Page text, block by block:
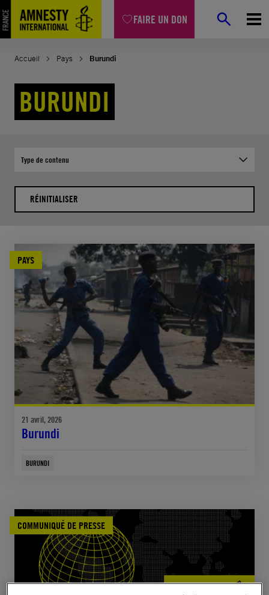
FAIRE UN DON
Aller
au
contenu
Accueil Pays Burundi
BURUNDI
Type de contenu
RÉINITIALISER
PAYS
21 avril, 2026
Burundi
BURUNDI
COMMUNIQUÉ DE PRESSE